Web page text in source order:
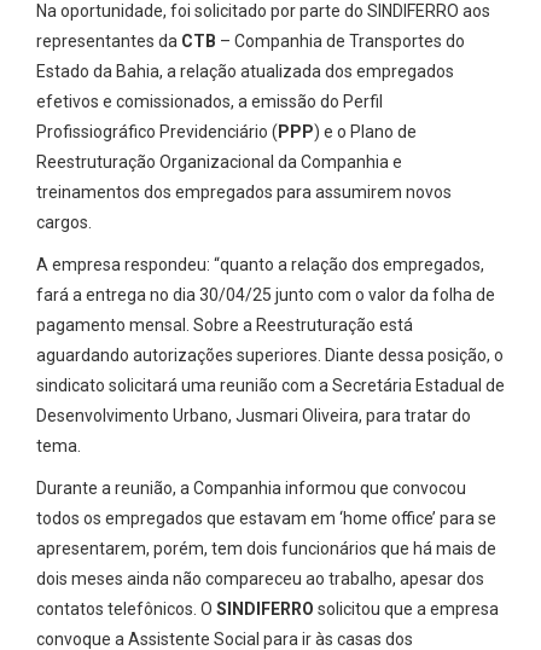
Na oportunidade, foi solicitado por parte do SINDIFERRO aos
representantes da CTB – Companhia de Transportes do
Estado da Bahia, a relação atualizada dos empregados
efetivos e comissionados, a emissão do Perfil
Profissiográfico Previdenciário ( PPP) e o Plano de
Reestruturação Organizacional da Companhia e
treinamentos dos empregados para assumirem novos
cargos.
A empresa respondeu: “quanto a relação dos empregados,
fará a entrega no dia 30/04/25 junto com o valor da folha de
pagamento mensal. Sobre a Reestruturação está
aguardando autorizações superiores. Diante dessa posição, o
sindicato solicitará uma reunião com a Secretária Estadual de
Desenvolvimento Urbano, Jusmari Oliveira, para tratar do
tema.
Durante a reunião, a Companhia informou que convocou
todos os empregados que estavam em ‘home office’ para se
apresentarem, porém, tem dois funcionários que há mais de
dois meses ainda não compareceu ao trabalho, apesar dos
contatos telefônicos. O SINDIFERRO solicitou que a empresa
convoque a Assistente Social para ir às casas dos